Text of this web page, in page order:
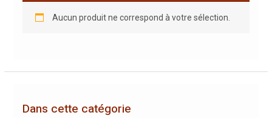
Aucun produit ne correspond à votre sélection.
Dans cette catégorie